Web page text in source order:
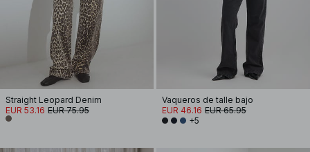
Straight Leopard Denim
EUR 53.16 EUR 75.95
Vaqueros de talle bajo
EUR 46.16 EUR 65.95
+5